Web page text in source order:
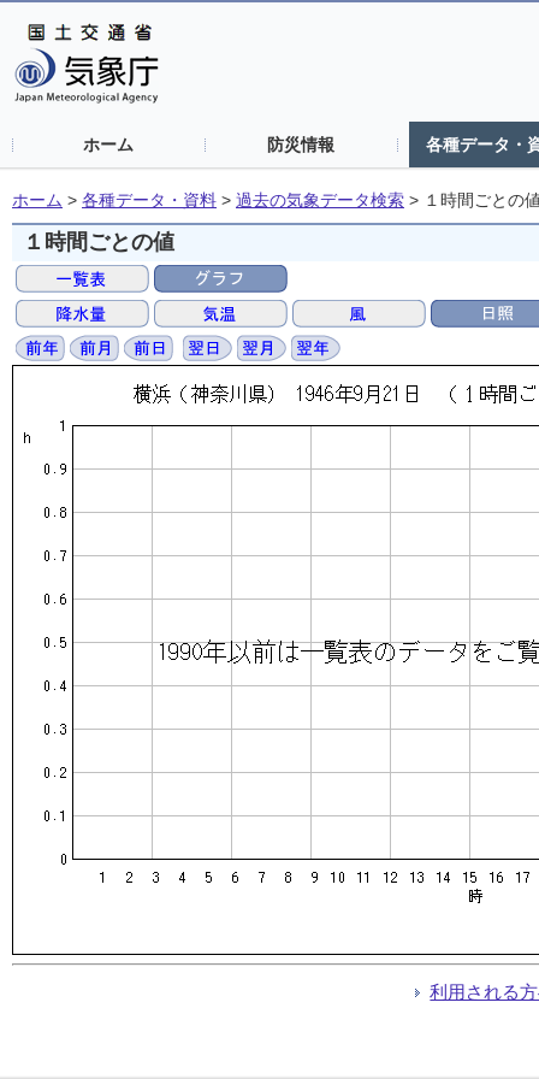
ホーム 防災情報 各種データ・
ホーム > 各種データ・資料 > 過去の気象データ検索 > １時間ごとの
１時間ごとの値
利用される